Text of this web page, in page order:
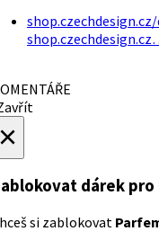
dárek pro
si zablokovat